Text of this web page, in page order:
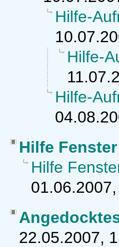
Hilfe-
Hilfe-
Hilfe-
Hilfe
Hilfe
22.05.2007,